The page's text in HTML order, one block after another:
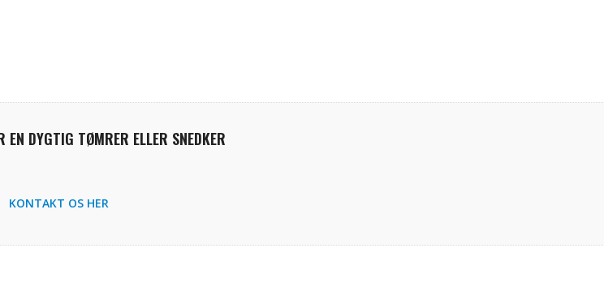
EN DYGTIG TØMRER ELLER SNEDKER
KONTAKT OS HER